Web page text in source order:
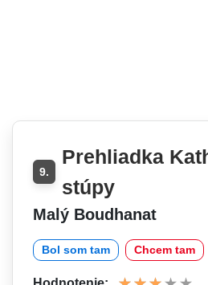
9.
Prehliadka
stúpy
Malý Boudhanat
Bol som tam Chcem tam